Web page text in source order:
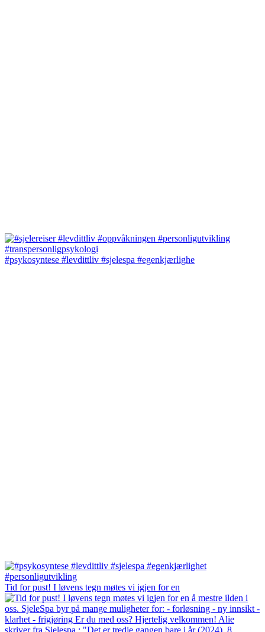
#psykosyntese #levdittliv #sjelespa #egenkjærlighe
Tid for pust! I løvens tegn møtes vi igjen for en